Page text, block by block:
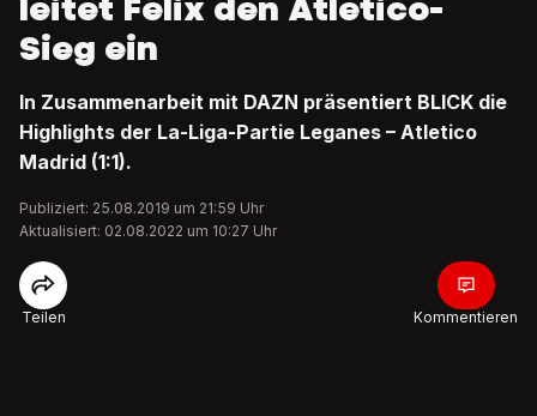
Sieg ein
In Zusammenarbeit mit DAZN präsentiert BLICK die
Highlights der La-Liga-Partie Leganes – Atletico
Madrid (1:1).
Publiziert: 25.08.2019 um 21:59 Uhr
Aktualisiert: 02.08.2022 um 10:27 Uhr
Teilen Kommentieren